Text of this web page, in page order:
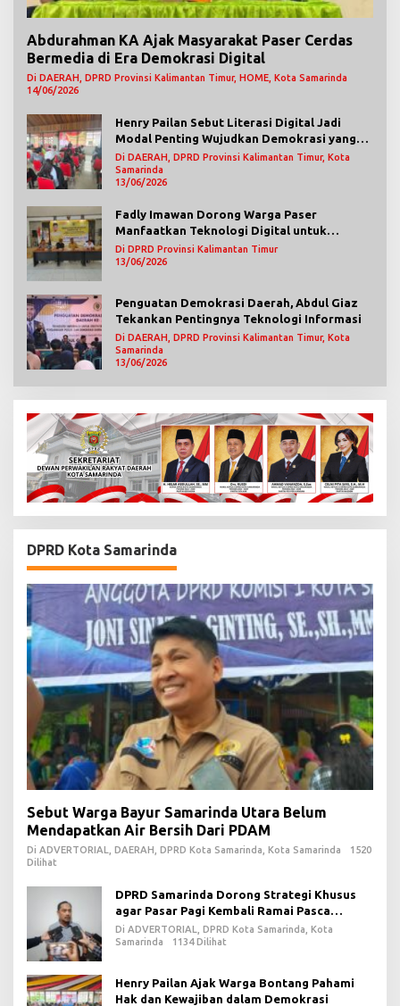
Abdurahman KA Ajak Masyarakat Paser Cerdas
Bermedia di Era Demokrasi Digital
Di DAERAH, DPRD Provinsi Kalimantan Timur, HOME, Kota Samarinda
14/06/2026
Henry Pailan Sebut Literasi Digital Jadi
Modal Penting Wujudkan Demokrasi yang
Lebih Terbuka
Di DAERAH, DPRD Provinsi Kalimantan Timur, Kota
Samarinda
13/06/2026
Fadly Imawan Dorong Warga Paser
Manfaatkan Teknologi Digital untuk
Mengawasi Jalannya Pemerintahan
Di DPRD Provinsi Kalimantan Timur
13/06/2026
Penguatan Demokrasi Daerah, Abdul Giaz
Tekankan Pentingnya Teknologi Informasi
Di DAERAH, DPRD Provinsi Kalimantan Timur, Kota
Samarinda
13/06/2026
DPRD Kota Samarinda
Sebut Warga Bayur Samarinda Utara Belum
Mendapatkan Air Bersih Dari PDAM
Di ADVERTORIAL, DAERAH, DPRD Kota Samarinda, Kota Samarinda
1520
Dilihat
DPRD Samarinda Dorong Strategi Khusus
agar Pasar Pagi Kembali Ramai Pasca
Revitalisasi
Di ADVERTORIAL, DPRD Kota Samarinda, Kota
Samarinda
1134 Dilihat
Henry Pailan Ajak Warga Bontang Pahami
Hak dan Kewajiban dalam Demokrasi